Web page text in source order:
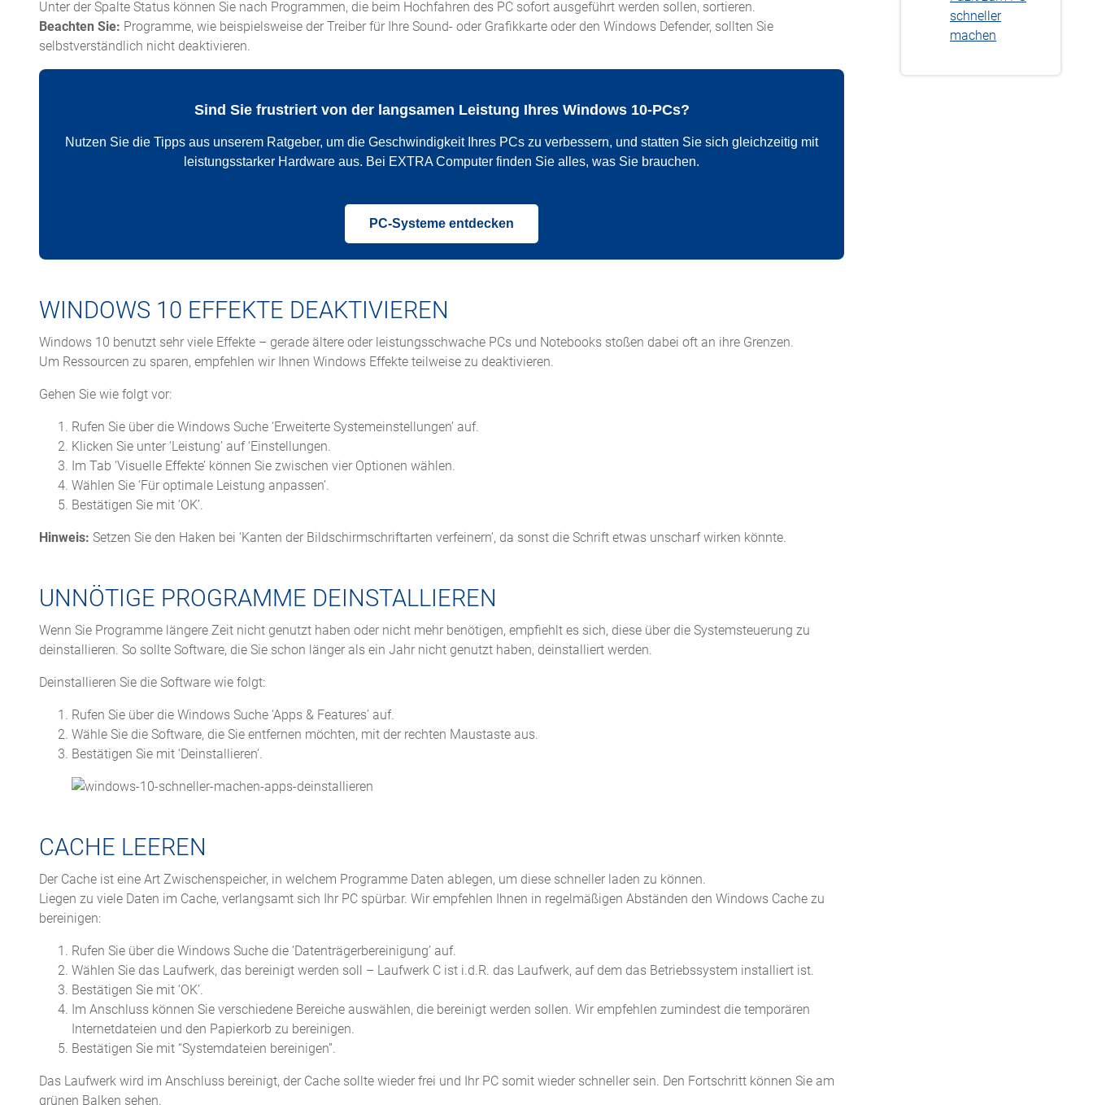
Unter der Spalte Status können Sie nach Programmen, die beim Hochfahren des PC sofort ausgeführt werden sollen, sortieren.
Beachten Sie: Programme, wie beispielsweise der Treiber für Ihre Sound- oder Grafikkarte oder den Windows Defender, sollten Sie
selbstverständlich nicht deaktivieren.
Sind Sie frustriert von der langsamen Leistung Ihres Windows 10-PCs?
Nutzen Sie die Tipps aus unserem Ratgeber, um die Geschwindigkeit Ihres PCs zu verbessern, und statten Sie sich gleichzeitig mit
leistungsstarker Hardware aus. Bei EXTRA Computer finden Sie alles, was Sie brauchen.
PC-Systeme entdecken
WINDOWS 10 EFFEKTE DEAKTIVIEREN
Windows 10 benutzt sehr viele Effekte – gerade ältere oder leistungsschwache PCs und Notebooks stoßen dabei oft an ihre Grenzen.
Um Ressourcen zu sparen, empfehlen wir Ihnen Windows Effekte teilweise zu deaktivieren.
Gehen Sie wie folgt vor:
Rufen Sie über die Windows Suche ‘Erweiterte Systemeinstellungen’ auf.
Klicken Sie unter ‘Leistung’ auf ‘Einstellungen.
Im Tab ‘Visuelle Effekte’ können Sie zwischen vier Optionen wählen.
Wählen Sie ‘Für optimale Leistung anpassen’.
Bestätigen Sie mit ‘OK’.
Hinweis: Setzen Sie den Haken bei ‘Kanten der Bildschirmschriftarten verfeinern’, da sonst die Schrift etwas unscharf wirken könnte.
UNNÖTIGE PROGRAMME DEINSTALLIEREN
Wenn Sie Programme längere Zeit nicht genutzt haben oder nicht mehr benötigen, empfiehlt es sich, diese über die Systemsteuerung zu
deinstallieren. So sollte Software, die Sie schon länger als ein Jahr nicht genutzt haben, deinstalliert werden.
Deinstallieren Sie die Software wie folgt:
Rufen Sie über die Windows Suche ‘Apps & Features’ auf.
Wähle Sie die Software, die Sie entfernen möchten, mit der rechten Maustaste aus.
Bestätigen Sie mit ‘Deinstallieren’.
CACHE LEEREN
Der Cache ist eine Art Zwischenspeicher, in welchem Programme Daten ablegen, um diese schneller laden zu können.
Liegen zu viele Daten im Cache, verlangsamt sich Ihr PC spürbar. Wir empfehlen Ihnen in regelmäßigen Abständen den Windows Cache zu
bereinigen:
Rufen Sie über die Windows Suche die ‘Datenträgerbereinigung’ auf.
Wählen Sie das Laufwerk, das bereinigt werden soll – Laufwerk C ist i.d.R. das Laufwerk, auf dem das Betriebssystem installiert ist.
Bestätigen Sie mit ‘OK’.
Im Anschluss können Sie verschiedene Bereiche auswählen, die bereinigt werden sollen. Wir empfehlen zumindest die temporären
Internetdateien und den Papierkorb zu bereinigen.
Bestätigen Sie mit “Systemdateien bereinigen”.
Das Laufwerk wird im Anschluss bereinigt, der Cache sollte wieder frei und Ihr PC somit wieder schneller sein. Den Fortschritt können Sie am
grünen Balken sehen.
schneller
machen